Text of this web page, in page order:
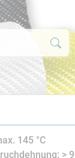
145 °C
>